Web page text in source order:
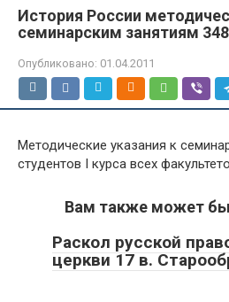
История России
семинарским занятиям
Опубликовано: 01.04.2011
Методические указания к
студентов I курса всех
Вам также может
Раскол русской
церкви 17 в.